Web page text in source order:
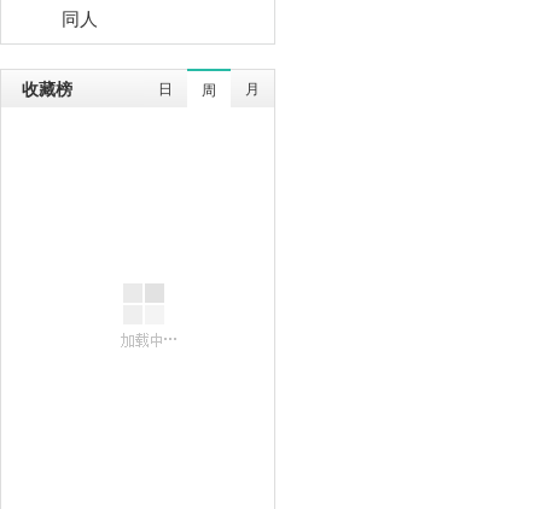
同人
收藏榜 日 周 月